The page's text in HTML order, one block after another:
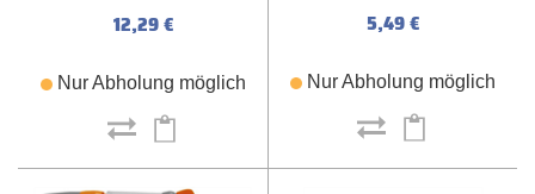
12,29 €
Nur Abholung möglich
5,49 €
Nur Abholung möglich